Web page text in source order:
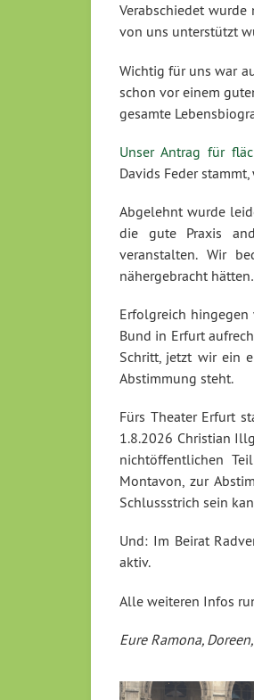
Verabschiedet
von uns unterstützt
Wichtig für uns war
schon vor einem
gesamte
Unser Antrag für
Davids Feder
Abgelehnt wurde
die gute Praxis
veranstalten. Wir
nähergebracht
Erfolgreich hingegen
Bund in Erfurt
Schritt, jetzt wir ein
Abstimmung steht.
Fürs Theater Erfurt
1.8.2026 Christian
nichtöffentlichen
Montavon, zur
Schlussstrich sein
Und: Im Beirat
aktiv.
Alle weiteren Infos
Eure Ramona,